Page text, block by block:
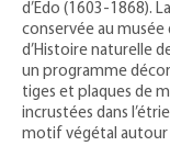
d’Edo (1603-1868).
conservée au musée
d’Histoire naturelle
un programme
tiges et plaques de
incrustées dans
motif végétal autour